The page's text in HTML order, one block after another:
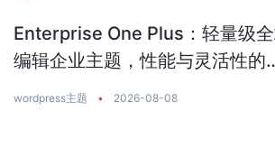
Enterprise One Plus：轻量级
编辑企业主题，性能与灵活性的
wordpress主题 • 2026-08-08